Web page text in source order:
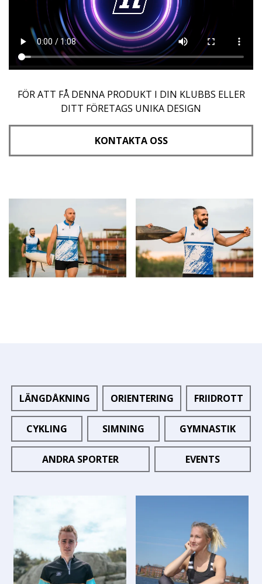
FÖR ATT FÅ DENNA PRODUKT I DIN KLUBBS ELLER
DITT FÖRETAGS UNIKA DESIGN
KONTAKTA OSS
LÄNGDÅKNING ORIENTERING FRIIDROTT
CYKLING SIMNING GYMNASTIK
ANDRA SPORTER EVENTS